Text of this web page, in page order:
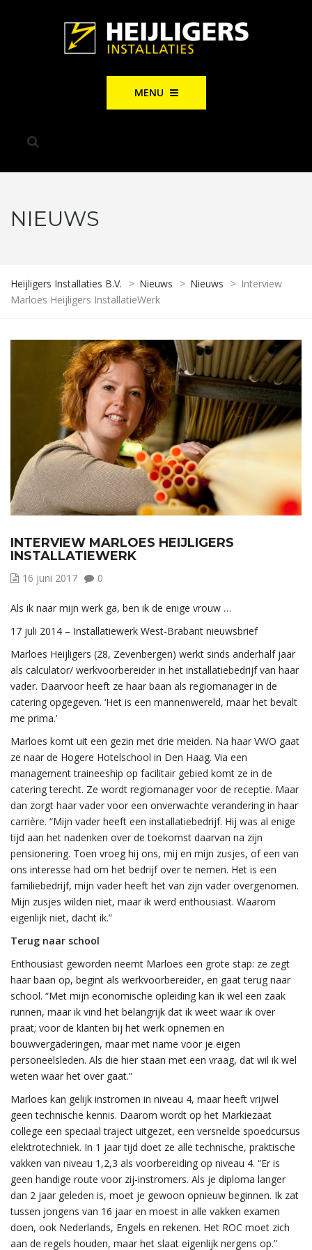
MENU
NIEUWS
Heijligers Installaties B.V. > Nieuws > Nieuws > Interview
Marloes Heijligers InstallatieWerk
INTERVIEW MARLOES HEIJLIGERS
INSTALLATIEWERK
16 juni 2017 0
Als ik naar mijn werk ga, ben ik de enige vrouw …
17 juli 2014 – Installatiewerk West-Brabant nieuwsbrief
Marloes Heijligers (28, Zevenbergen) werkt sinds anderhalf jaar
als calculator/ werkvoorbereider in het installatiebedrijf van haar
vader. Daarvoor heeft ze haar baan als regiomanager in de
catering opgegeven. ‘Het is een mannenwereld, maar het bevalt
me prima.’
Marloes komt uit een gezin met drie meiden. Na haar VWO gaat
ze naar de Hogere Hotelschool in Den Haag. Via een
management traineeship op facilitair gebied komt ze in de
catering terecht. Ze wordt regiomanager voor de receptie. Maar
dan zorgt haar vader voor een onverwachte verandering in haar
carrière. “Mijn vader heeft een installatiebedrijf. Hij was al enige
tijd aan het nadenken over de toekomst daarvan na zijn
pensionering. Toen vroeg hij ons, mij en mijn zusjes, of een van
ons interesse had om het bedrijf over te nemen. Het is een
familiebedrijf, mijn vader heeft het van zijn vader overgenomen.
Mijn zusjes wilden niet, maar ik werd enthousiast. Waarom
eigenlijk niet, dacht ik.”
Terug naar school
Enthousiast geworden neemt Marloes een grote stap: ze zegt
haar baan op, begint als werkvoorbereider, en gaat terug naar
school. “Met mijn economische opleiding kan ik wel een zaak
runnen, maar ik vind het belangrijk dat ik weet waar ik over
praat; voor de klanten bij het werk opnemen en
bouwvergaderingen, maar met name voor je eigen
personeelsleden. Als die hier staan met een vraag, dat wil ik wel
weten waar het over gaat.”
Marloes kan gelijk instromen in niveau 4, maar heeft vrijwel
geen technische kennis. Daarom wordt op het Markiezaat
college een speciaal traject uitgezet, een versnelde spoedcursus
elektrotechniek. In 1 jaar tijd doet ze alle technische, praktische
vakken van niveau 1,2,3 als voorbereiding op niveau 4. “Er is
geen handige route voor zij-instromers. Als je diploma langer
dan 2 jaar geleden is, moet je gewoon opnieuw beginnen. Ik zat
tussen jongens van 16 jaar en moest in alle vakken examen
doen, ook Nederlands, Engels en rekenen. Het ROC moet zich
aan de regels houden, maar het slaat eigenlijk nergens op.”